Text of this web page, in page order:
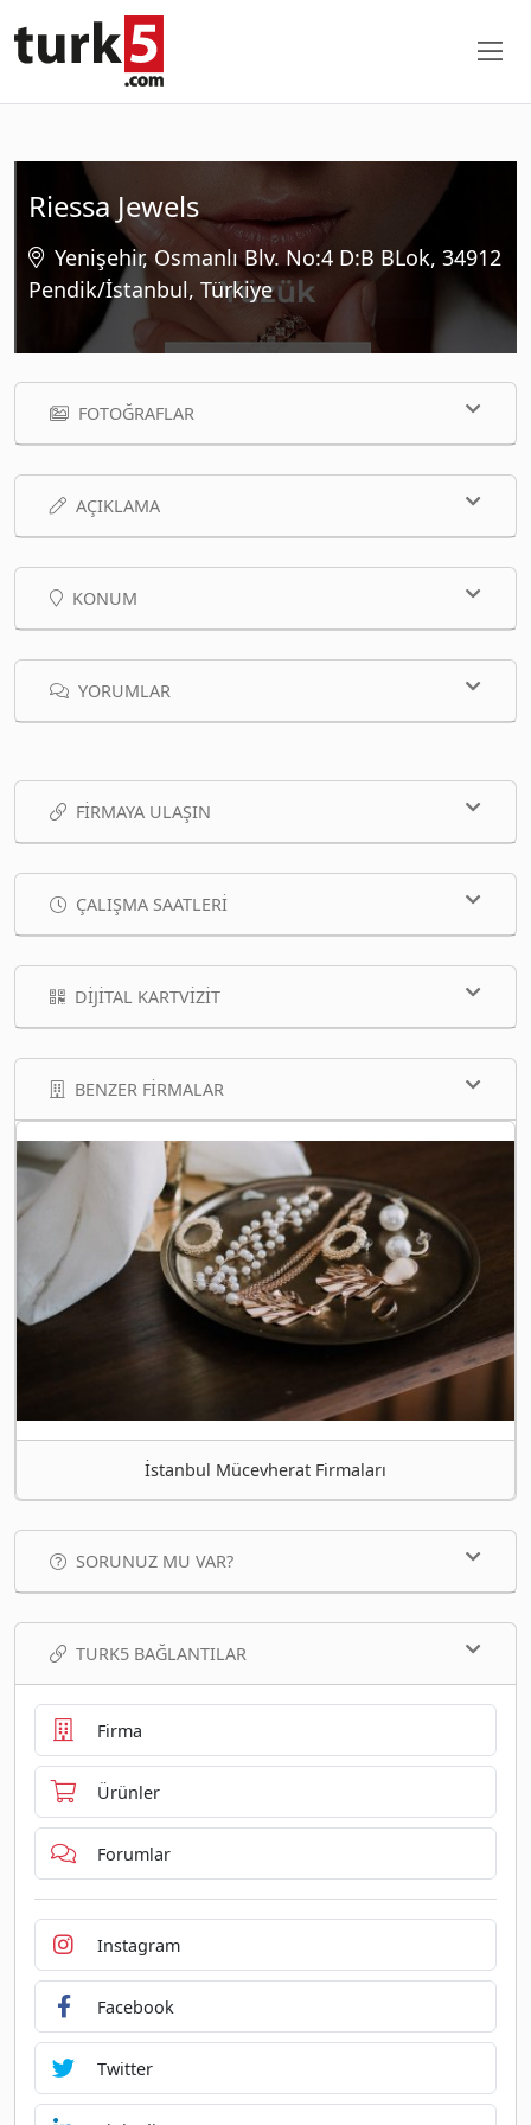
Riessa Jewels
Yenişehir, Osmanlı Blv. No:4 D:B BLok, 34912
Pendik/İstanbul, Türkiye
FOTOĞRAFLAR
AÇIKLAMA
KONUM
YORUMLAR
FIRMAYA ULAŞIN
ÇALIŞMA SAATLERI
DIJITAL KARTVIZIT
BENZER FIRMALAR
İstanbul Mücevherat Firmaları
SORUNUZ MU VAR?
TURK5 BAĞLANTILAR
Firma
Ürünler
Forumlar
Instagram
Facebook
Twitter